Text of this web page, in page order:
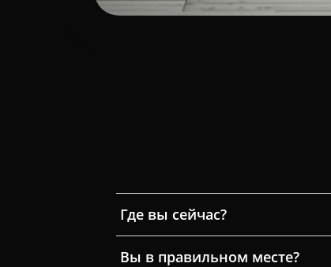
Где вы сейчас?
Вы в правильном месте?